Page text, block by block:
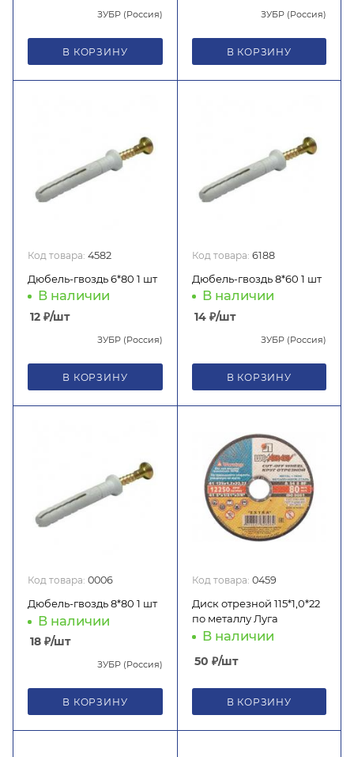
ЗУБР (Россия)
В КОРЗИНУ
ЗУБР (Россия)
В КОРЗИНУ
Код товара: 4582
Дюбель-гвоздь 6*80 1 шт
В наличии
12 ₽/шт
ЗУБР (Россия)
В КОРЗИНУ
Код товара: 6188
Дюбель-гвоздь 8*60 1 шт
В наличии
14₽/шт
ЗУБР (Россия)
В КОРЗИНУ
Код товара: 0006
Дюбель-гвоздь 8*80 1 шт
В наличии
18 ₽/шт
ЗУБР (Россия)
В КОРЗИНУ
Код товара: 0459
Диск отрезной 115*1,0*22
по металлу Луга
В наличии
50 ₽/шт
В КОРЗИНУ